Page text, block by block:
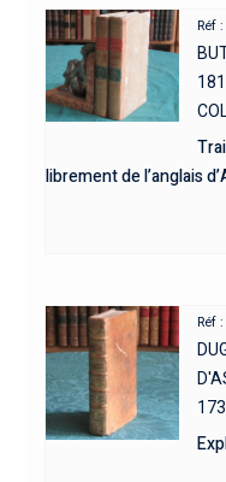
Réf
librement de l’anglais
Réf